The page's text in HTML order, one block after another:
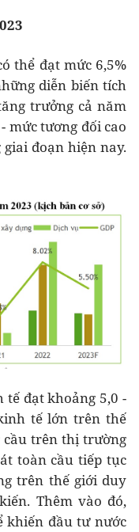
thể đạt mức 6,5%
diễn biến tích
trưởng cả năm
mức tương đối cao
đoạn hiện nay.
đạt khoảng 5,0 -
tế lớn trên thế
cầu trên thị trường
toàn cầu tiếp tục
trên thế giới duy
Thêm vào đó,
khiến đầu tư nước